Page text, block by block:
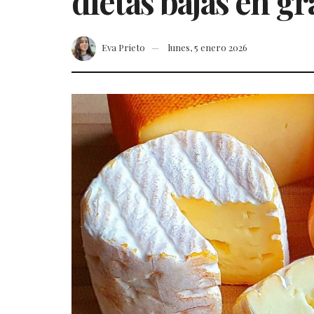
Eva Prieto lunes, 5 enero 2026